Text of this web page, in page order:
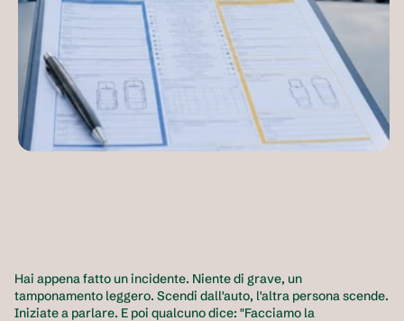
Hai appena fatto un incidente. Niente di grave, un
tamponamento leggero. Scendi dall'auto, l'altra persona scende.